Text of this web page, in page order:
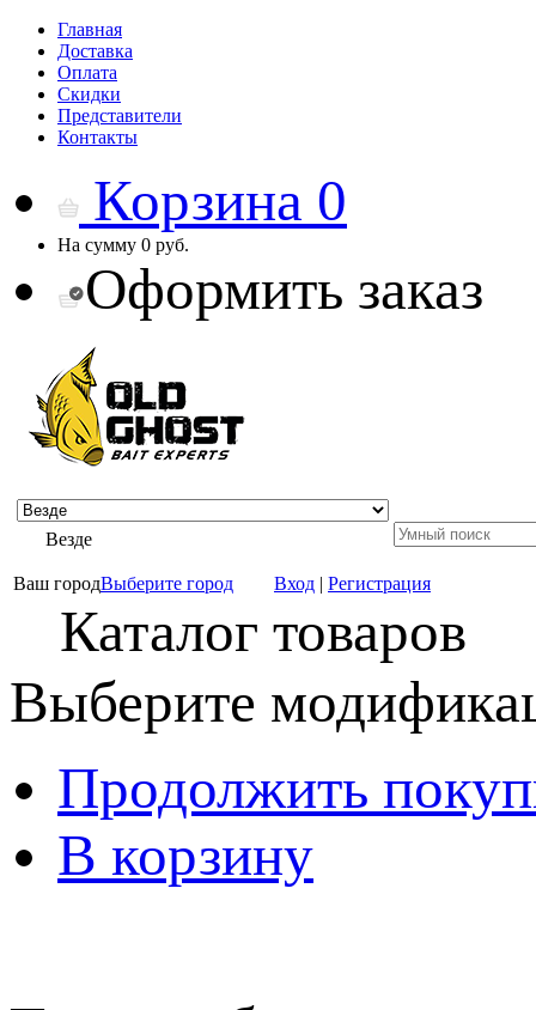
Главная
Доставка
Оплата
Скидки
Представители
Контакты
Корзина 0
На сумму 0 руб.
Оформить заказ
Везде
Ваш городВыберите город Вход | Регистрация
Каталог товаров
Выберите
Продолжить
В корзину